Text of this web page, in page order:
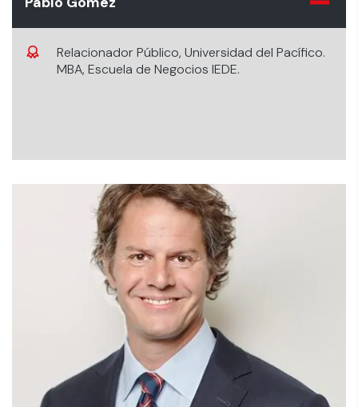
Relacionador Público, Universidad del Pacífico.
MBA, Escuela de Negocios IEDE.